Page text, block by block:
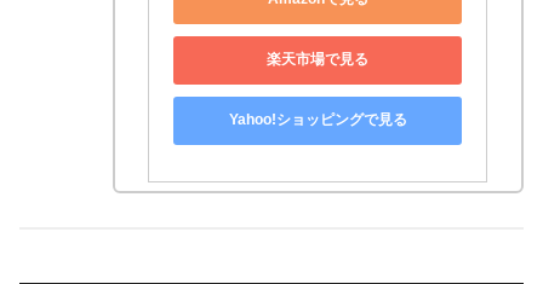
楽天市場で見る
Yahoo!ショッピングで見る